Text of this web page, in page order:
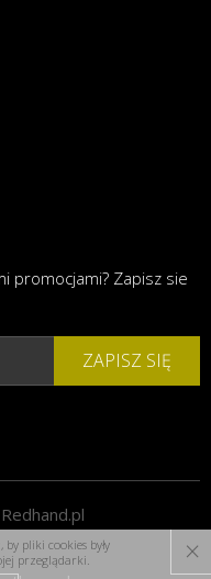
promocjami? Zapisz sie
ZAPISZ SIĘ
Redhand.pl
pliki cookies były
przeglądarki.
×